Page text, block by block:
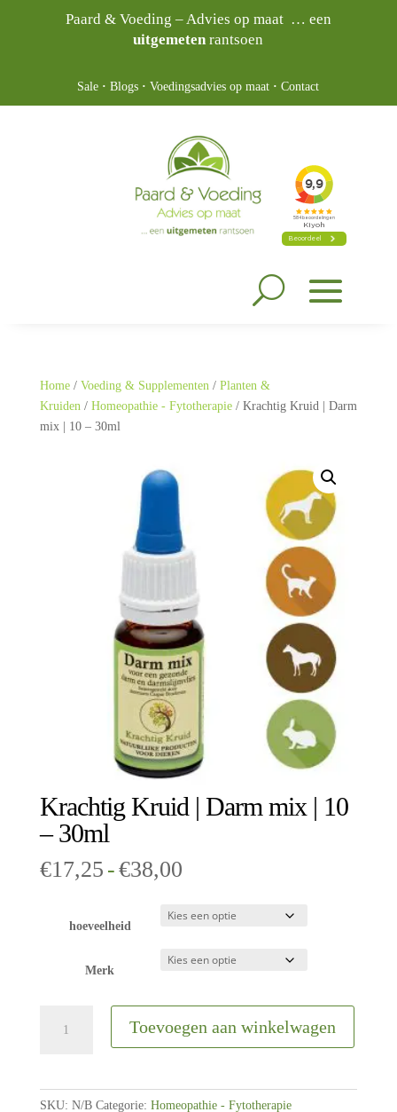
Paard & Voeding – Advies op maat … een
uitgemetenrantsoen
Sale ·Blogs ·Voedingsadvies op maat ·Contact
Home/ Voeding & Supplementen/ Planten &
Kruiden/ Homeopathie - Fytotherapie/ Krachtig Kruid | Darm
mix | 10 – 30ml
Krachtig Kruid | Darm mix | 10
– 30ml
€17,25 -€38,00Prijsklasse:
tot
€38,00
hoeveelheid
Merk
Kruid
Toevoegen aan winkelwagen
SKU: N/B Categorie: Homeopathie - Fytotherapie